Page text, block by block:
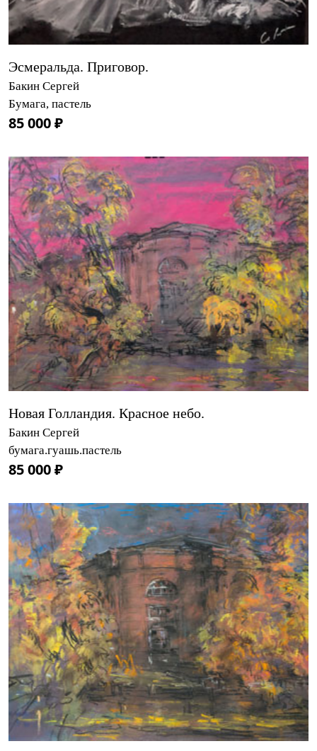
Эсмеральда. Приговор.
Бакин Сергей
Бумага, пастель
85 000 ₽
Новая Голландия. Красное небо.
Бакин Сергей
бумага.гуашь.пастель
85 000 ₽